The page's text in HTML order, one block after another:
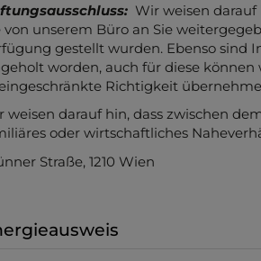
Wir weisen
von unserem Büro an Sie
gestellt wurden. Ebenso sind
worden, auch für diese
Richtigkeit
weisen darauf hin, dass zwischen
oder wirtschaftliches
Straße, 1210 Wien